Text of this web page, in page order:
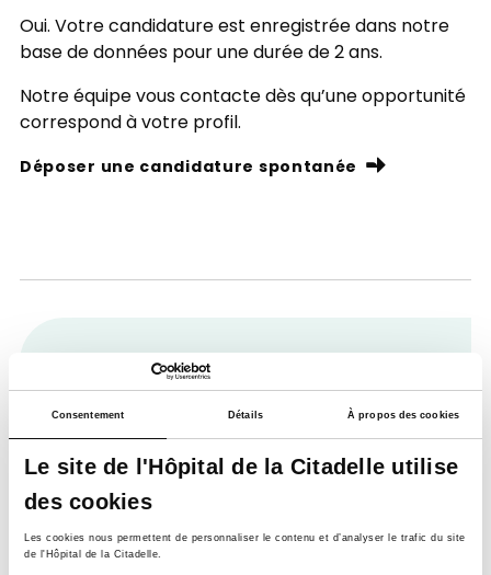
Consentement Détails À propos des cookies
Le site de l'Hôpital de la Citadelle utilise
des cookies
Les cookies nous permettent de personnaliser le contenu et d’analyser le trafic du site
de l'Hôpital de la Citadelle.
Oui. Votre candidature est enregistrée dans notre
base de données pour une durée de 2 ans.
Notre équipe vous contacte dès qu’une opportunité
correspond à votre profil.
Déposer une candidature spontanée
Soutenez notre Fondation
Votre don à la Fondation permet de
financer des projets qui améliorent
directement le bien-être des patients et